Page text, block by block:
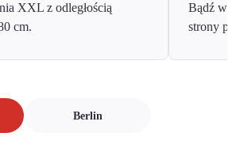
XXL z odległością
cm.
Bądź w
strony
Berlin